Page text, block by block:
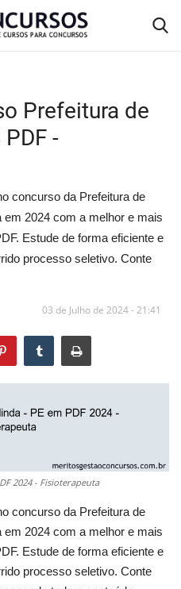
Prefeitura de
-
concurso da Prefeitura de
2024 com a melhor e mais
Estude de forma eficiente e
processo seletivo. Conte
03 de Julho de 2024 - 21:41
2024 - Fisioterapeuta
concurso da Prefeitura de
2024 com a melhor e mais
Estude de forma eficiente e
processo seletivo. Conte